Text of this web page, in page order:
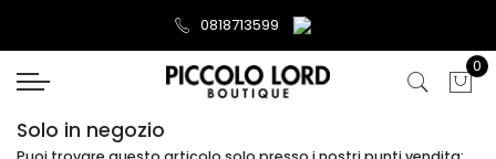
0818713599
0
Solo in negozio